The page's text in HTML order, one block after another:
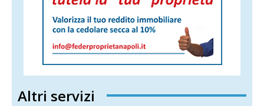
Altri servizi